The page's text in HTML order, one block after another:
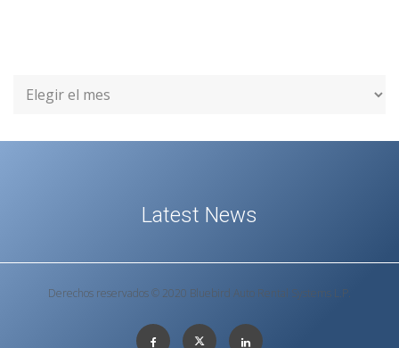
Latest News
Derechos reservados © 2020 Bluebird Auto Rental Systems L.P.